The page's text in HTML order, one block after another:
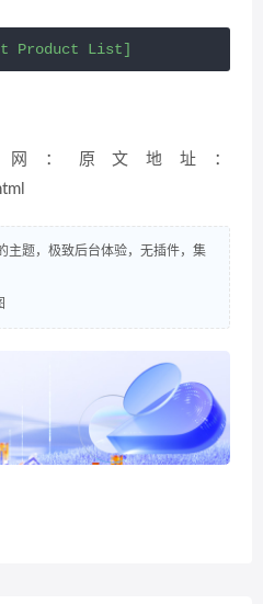
Product List]
：原文地址：
主题，极致后台体验，无插件，集